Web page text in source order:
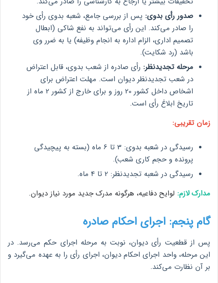
صدور رأی بدوی: پس از بررسی جامع، شعبه بدوی رأی خود
را صادر می‌کند. این رأی می‌تواند به نفع شاکی (ابطال
تصمیم اداری، الزام اداره به انجام وظیفه) یا به ضرر وی
باشد (رد شکایت).
مرحله تجدیدنظر: رأی صادره از شعب بدوی، قابل اعتراض
در شعب تجدیدنظر دیوان است. مهلت اعتراض برای
اشخاص داخل کشور 20 روز و برای خارج از کشور 2 ماه از
تاریخ ابلاغ رأی است.
زمان تقریبی:
رسیدگی در شعبه بدوی: 3 تا 6 ماه (بسته به پیچیدگی
پرونده و حجم کاری شعب).
رسیدگی در شعبه تجدیدنظر: 2 تا 4 ماه.
مدارک لازم: لوایح دفاعیه، هرگونه مدرک جدید مورد نیاز دیوان.
گام پنجم: اجرای احکام صادره
پس از قطعیت رأی دیوان، نوبت به مرحله اجرای حکم می‌رسد. در
این مرحله، واحد اجرای احکام دیوان، اجرای رأی را به عهده می‌گیرد و
بر آن نظارت می‌کند.